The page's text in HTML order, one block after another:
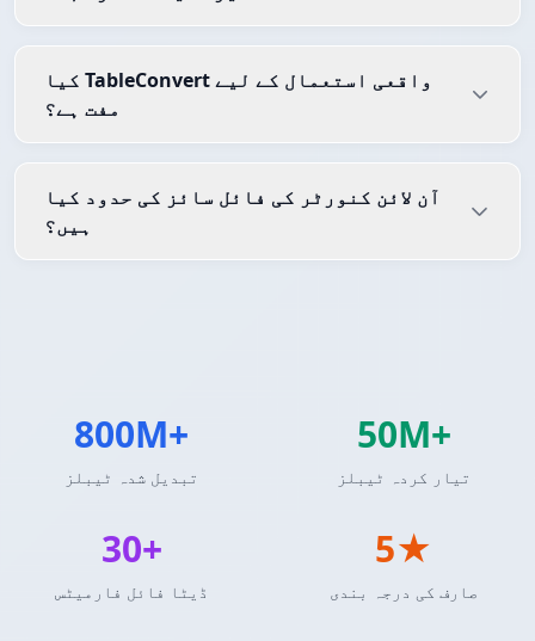
کیا TableConvert واقعی استعمال کے لیے
مفت ہے؟
آن لائن کنورٹر کی فائل سائز کی حدود کیا
ہیں؟
800M+
تبدیل شدہ ٹیبلز
50M+
تیار کردہ ٹیبلز
30+
ڈیٹا فائل فارمیٹس
5★
صارف کی درجہ بندی